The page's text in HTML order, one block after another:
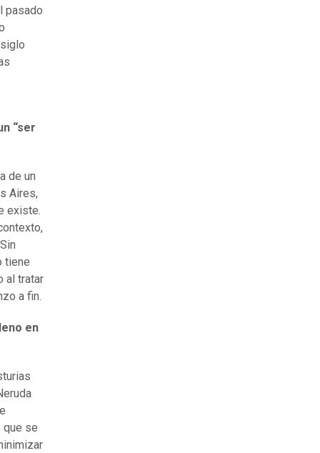
pasado
“ser
de un
Aires,
existe.
tiene
al tratar
a fin.
en
que se